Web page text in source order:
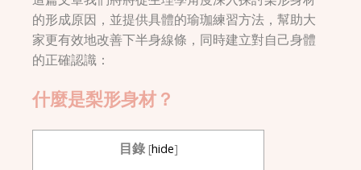
的形成原因，並提供具體的瑜珈練習方法，幫助大
家更有效地改善下半身線條，同時建立對自己身體
的正確認識：
什麼是梨形身材？
目錄 [hide]